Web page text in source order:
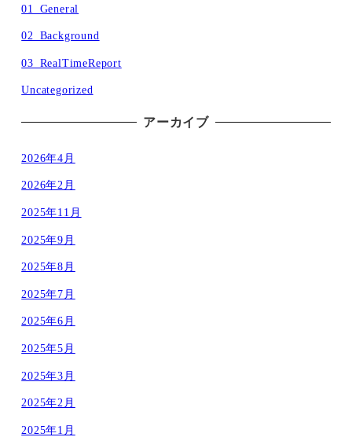
01_General
02_Background
03_RealTimeReport
Uncategorized
アーカイブ
2026年4月
2026年2月
2025年11月
2025年9月
2025年8月
2025年7月
2025年6月
2025年5月
2025年3月
2025年2月
2025年1月